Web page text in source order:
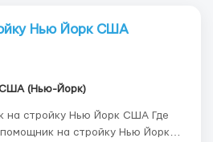
Нью Йорк США
(Нью-Йорк)
на стройку Нью Йорк США Где
на стройку Нью Йорк